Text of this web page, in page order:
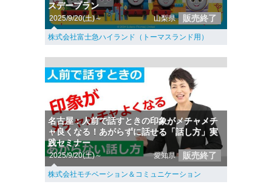
スデープラン
2025/9/20(土)～ 山梨県 販売終了
株式会社富士急ハイランド（トーマスランド用）
名古屋：人前で話すときの印象がメチャメチ
ャ良くなる！あがらずに話せる「話し方」実
践セミナー
2025/9/20(土)～ 愛知県 販売終了
株式会社モチベーション＆コミュニケーション